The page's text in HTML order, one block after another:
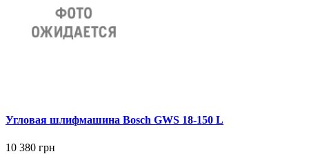
Угловая шлифмашина Bosch GWS 18-150 L
10 380 грн